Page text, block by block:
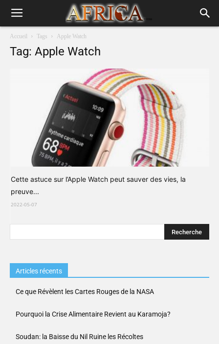
Accueil Tags Apple Watch
Tag: Apple Watch
Cette astuce sur l’Apple Watch peut sauver des vies, la
preuve...
2022-05-07
Articles récents
Ce que Révèlent les Cartes Rouges de la NASA
Pourquoi la Crise Alimentaire Revient au Karamoja?
Soudan: la Baisse du Nil Ruine les Récoltes